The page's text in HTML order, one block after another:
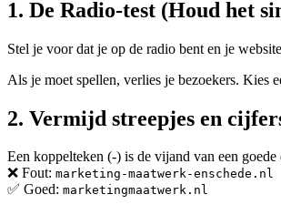
1. De Radio-test (Houd het
Stel je voor dat je op de radio bent en je
Als je moet spellen, verlies je bezoekers. Kies
2. Vermijd streepjes en
Een koppelteken (-) is de vijand van een
❌ Fout: marketing-maatwerk-enschede.nl
✅ Goed: marketingmaatwerk.nl